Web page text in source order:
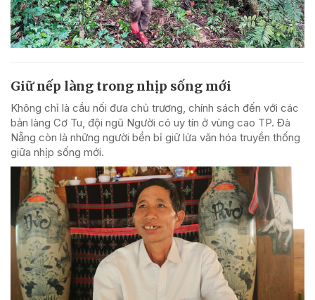
Giữ nếp làng trong nhịp sống mới
Không chỉ là cầu nối đưa chủ trương, chính sách đến với các
bản làng Cơ Tu, đội ngũ Người có uy tín ở vùng cao TP. Đà
Nẵng còn là những người bền bỉ giữ lửa văn hóa truyền thống
giữa nhịp sống mới.